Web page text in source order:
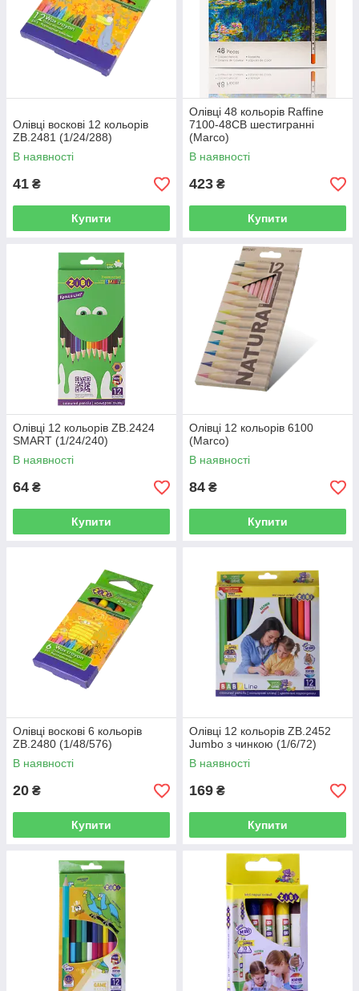
Олівці воскові 12 кольорів
ZB.2481 (1/24/288)
В наявності
41 ₴
Купити
Олівці 48 кольорів Raffine
7100-48СВ шестигранні
(Marco)
В наявності
423 ₴
Купити
Олівці 12 кольорів ZB.2424
SMART (1/24/240)
В наявності
64 ₴
Купити
Олівці 12 кольорів 6100
(Marco)
В наявності
84 ₴
Купити
Олівці воскові 6 кольорів
ZB.2480 (1/48/576)
В наявності
20 ₴
Купити
Олівці 12 кольорів ZB.2452
Jumbo з чинкою (1/6/72)
В наявності
169 ₴
Купити